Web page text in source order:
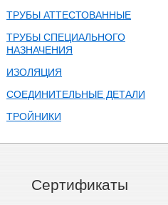
ТРУБЫ АТТЕСТОВАННЫЕ
ТРУБЫ СПЕЦИАЛЬНОГО
НАЗНАЧЕНИЯ
ИЗОЛЯЦИЯ
СОЕДИНИТЕЛЬНЫЕ ДЕТАЛИ
ТРОЙНИКИ
Сертификаты